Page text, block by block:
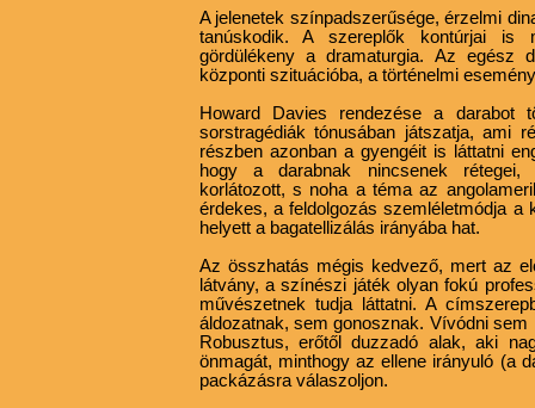
A jelenetek színpadszerűsége, érzelmi
tanúskodik. A szereplők kontúrjai is
gördülékeny a dramaturgia. Az egész
központi szituációba, a történelmi
Howard Davies rendezése a darabot
sorstragédiák tónusában játszatja, ami
részben azonban a gyengéit is láttatni
hogy a darabnak nincsenek rétegei,
korlátozott, s noha a téma az
érdekes, a feldolgozás szemléletmódja
helyett a bagatellizálás irányába hat.
Az összhatás mégis kedvező, mert az
látvány, a színészi játék olyan fokú
művészetnek tudja láttatni. A
áldozatnak, sem gonosznak. Vívódni
Robusztus, erőtől duzzadó alak, aki
önmagát, minthogy az ellene irányuló (a
packázásra válaszoljon.